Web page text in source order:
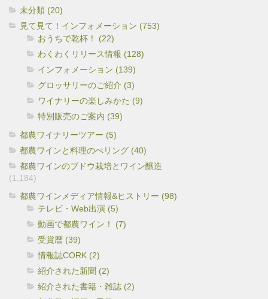
未分類 (20)
見て見て！インフォメーション (753)
おうちで乾杯！ (22)
わくわくリリース情報 (128)
インフォメーション (139)
グロッサリーのご紹介 (3)
ワイナリーの楽しみかた (9)
特別販売のご案内 (39)
都農ワイナリーツアー (5)
都農ワインと料理のぺリング (40)
都農ワインのブドウ栽培とワイン醸造
(1,184)
都農ワインメディア情報&ヒストリー (98)
テレビ・Web出演 (5)
動画で都農ワイン！ (7)
受賞暦 (39)
情報誌CORK (2)
紹介された新聞 (2)
紹介された書籍・雑誌 (2)